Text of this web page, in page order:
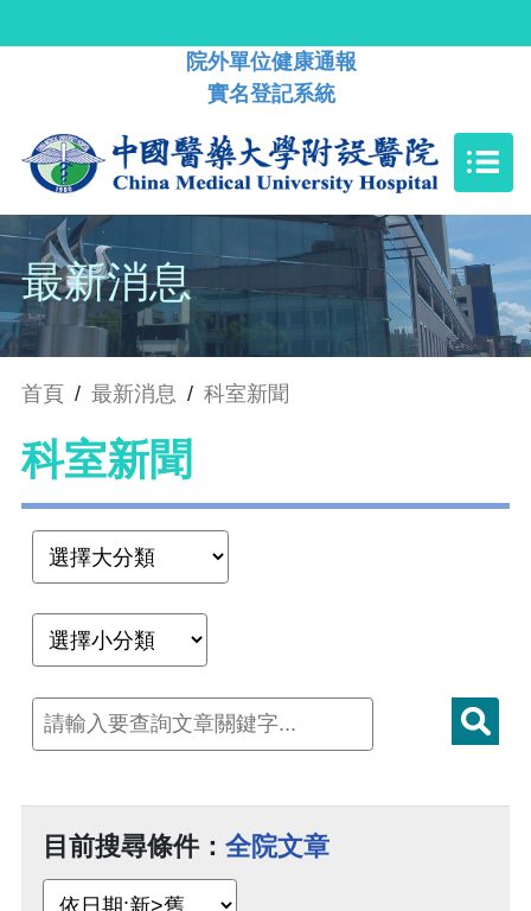
院外單位健康通報
實名登記系統
最新消息
首頁 / 最新消息 / 科室新聞
科室新聞
目前搜尋條件： 全院文章